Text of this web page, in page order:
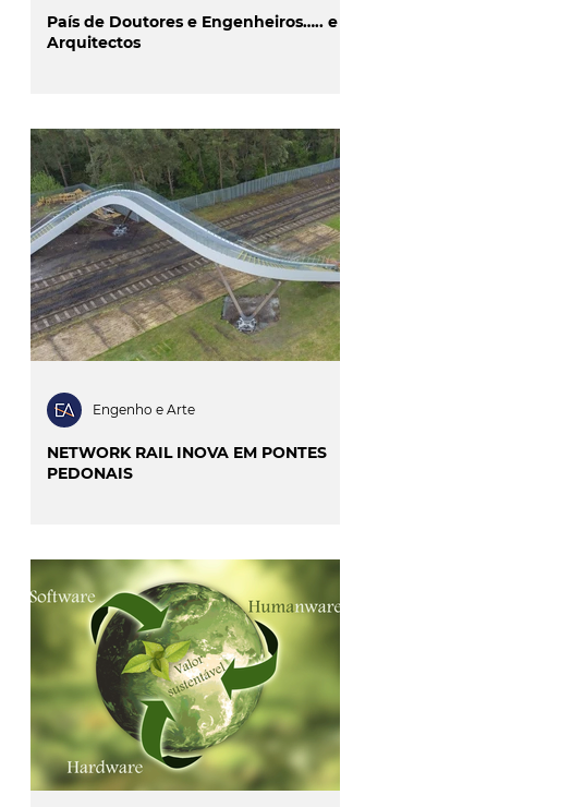
País de Doutores e Engenheiros….. e
Arquitectos
NETWORK RAIL INOVA EM PONTES
PEDONAIS
Engenho e Arte